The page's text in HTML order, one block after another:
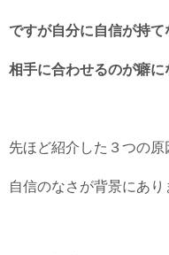
ですが自分に自信が持て
相手に合わせるのが癖に
先ほど紹介した３つの原
自信のなさが背景にあり